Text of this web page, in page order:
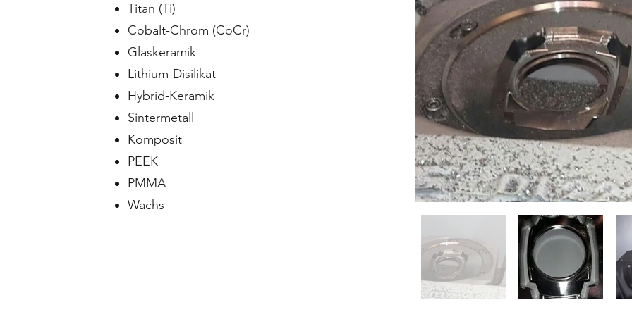
Titan (Ti)
Cobalt-Chrom (CoCr)
Glaskeramik
Lithium-Disilikat
Hybrid-Keramik
Sintermetall
Komposit
PEEK
PMMA
Wachs